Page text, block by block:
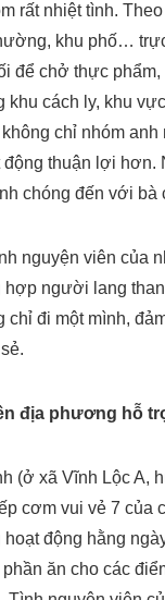
rất nhiệt tình.
khu phố…
để chở thực
khu cách ly, khu
chỉ nhóm anh
động thuận lợi hơn.
chóng đến với bà
nguyện viên của
hợp người lang
chỉ đi một mình,
địa phương hỗ
(ở xã Vĩnh Lộc A,
cơm vui vẻ 7 của
động hằng
ăn cho các